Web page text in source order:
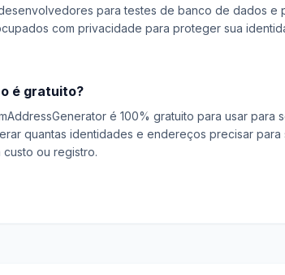
para testes de banco de dados e
com privacidade para proteger sua
é gratuito?
é 100% gratuito para usar para
quantas identidades e endereços precisar para
ou registro.